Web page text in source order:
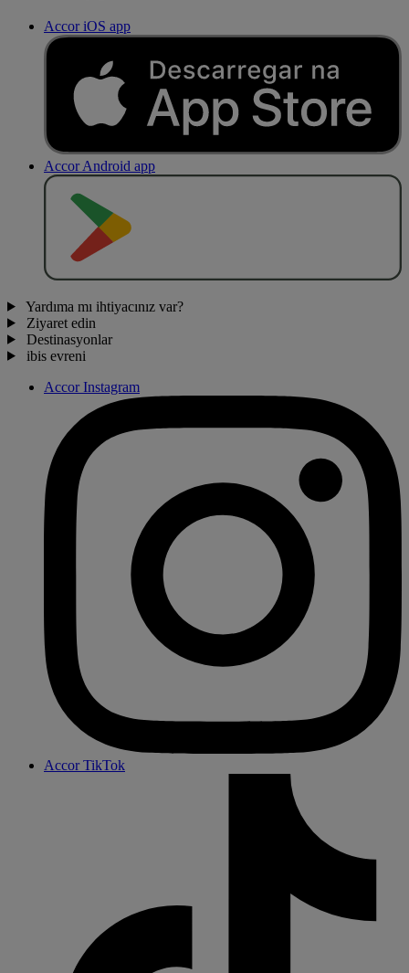
Accor iOS app
Accor Android app
Yardıma mı ihtiyacınız var?
Ziyaret edin
Destinasyonlar
ibis evreni
Accor Instagram
Accor TikTok